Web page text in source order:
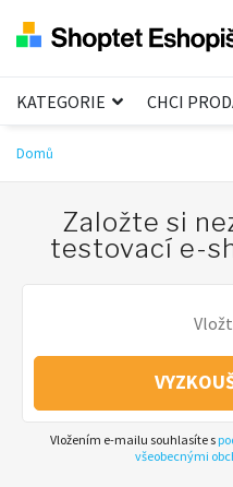
KATEGORIE CHCI
Domů
Založte si
testovací e-
Vložením e-mailu souhlasíte s
všeobecnými